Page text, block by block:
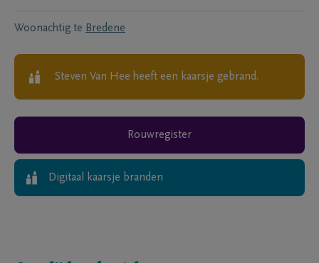
Woonachtig te Bredene
Steven Van Hee heeft een kaarsje gebrand.
Rouwregister
Digitaal kaarsje branden